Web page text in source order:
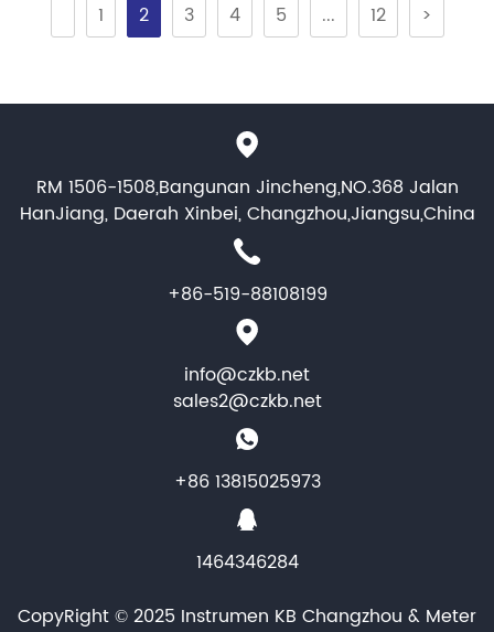
1 2 3 4 5 ... 12 >
RM 1506-1508,Bangunan Jincheng,NO.368 Jalan
HanJiang, Daerah Xinbei, Changzhou,Jiangsu,China
+86-519-88108199
info@czkb.net
sales2@czkb.net
+86 13815025973
1464346284
CopyRight © 2025 Instrumen KB Changzhou & Meter